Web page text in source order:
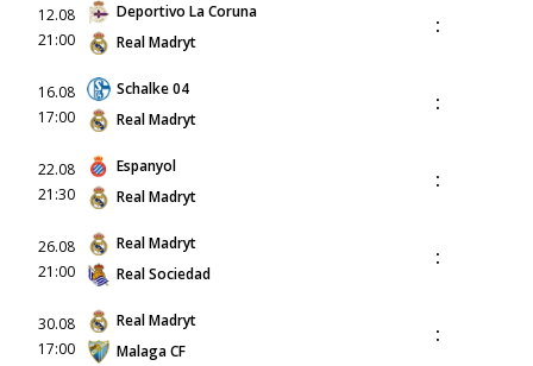
12.08
21:00
Deportivo La Coruna
Real Madryt
:
16.08
17:00
Schalke 04
Real Madryt
:
22.08
21:30
Espanyol
Real Madryt
:
26.08
21:00
Real Madryt
Real Sociedad
:
30.08
17:00
Real Madryt
Malaga CF
: